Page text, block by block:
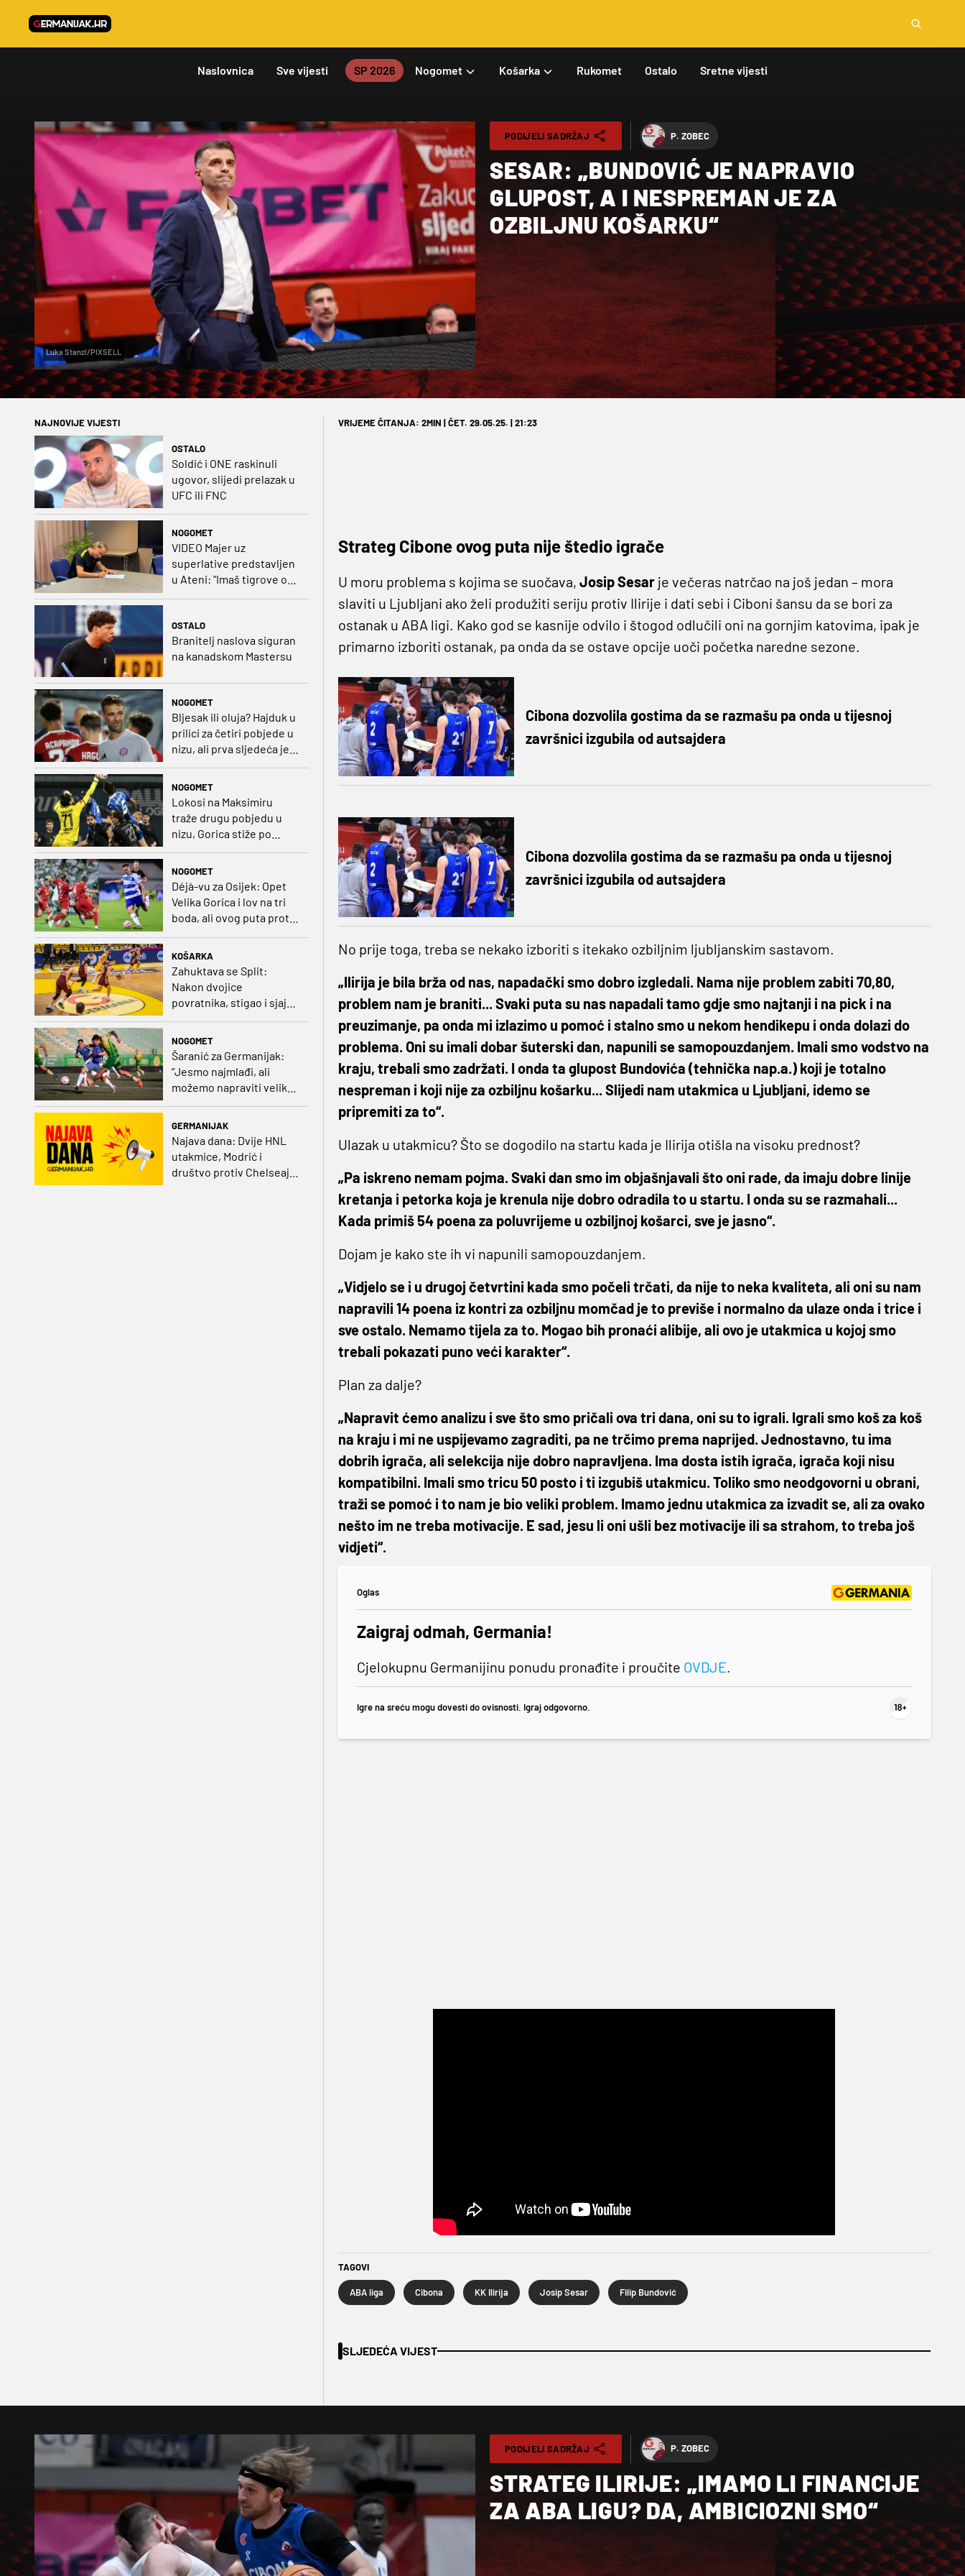
Naslovnica Sve vijesti SP 2026 Nogomet Košarka Rukomet Ostalo Sretne vijesti
Luka Stanzl/PIXSELL
PODIJELI SADRŽAJ P. ZOBEC
SESAR: „BUNDOVIĆ JE NAPRAVIO
GLUPOST, A I NESPREMAN JE ZA
OZBILJNU KOŠARKU“
NAJNOVIJE VIJESTI
OSTALO
Soldić i ONE raskinuli
ugovor, slijedi prelazak u
UFC ili FNC
NOGOMET
VIDEO Majer uz
superlative predstavljen
u Ateni: "Imaš tigrove oči,
OSTALO
Branitelj naslova siguran
na kanadskom Mastersu
NOGOMET
Bljesak ili oluja? Hajduk u
prilici za četiri pobjede u
nizu, ali prva sljedeća je
najvažnija
NOGOMET
Lokosi na Maksimiru
traže drugu pobjedu u
nizu, Gorica stiže po
NOGOMET
Déjà-vu za Osijek: Opet
Velika Gorica i lov na tri
boda, ali ovog puta protiv
KOŠARKA
Zahuktava se Split:
Nakon dvojice
povratnika, stigao i sjajni
šuter
NOGOMET
Šaranić za Germanijak:
“Jesmo najmlađi, ali
možemo napraviti velike
sam danas“
GERMANIJAK
Najava dana: Dvije HNL
utakmice, Modrić i
društvo protiv Chelseaja,
VRIJEME ČITANJA: 2MIN | ČET. 29.05.25. | 21:23
Strateg Cibone ovog puta nije štedio igrače
U moru problema s kojima se suočava, Josip Sesar je večeras natrčao na još jedan – mora
slaviti u Ljubljani ako želi produžiti seriju protiv Ilirije i dati sebi i Ciboni šansu da se bori za
ostanak u ABA ligi. Kako god se kasnije odvilo i štogod odlučili oni na gornjim katovima, ipak je
primarno izboriti ostanak, pa onda da se ostave opcije uoči početka naredne sezone.
Cibona dozvolila gostima da se razmašu pa onda u tijesnoj
završnici izgubila od autsajdera
Cibona dozvolila gostima da se razmašu pa onda u tijesnoj
završnici izgubila od autsajdera
No prije toga, treba se nekako izboriti s itekako ozbiljnim ljubljanskim sastavom.
„Ilirija je bila brža od nas, napadački smo dobro izgledali. Nama nije problem zabiti 70,80,
problem nam je braniti... Svaki puta su nas napadali tamo gdje smo najtanji i na pick i na
preuzimanje, pa onda mi izlazimo u pomoć i stalno smo u nekom hendikepu i onda dolazi do
problema. Oni su imali dobar šuterski dan, napunili se samopouzdanjem. Imali smo vodstvo na
kraju, trebali smo zadržati. I onda ta glupost Bundovića (tehnička nap.a.) koji je totalno
nespreman i koji nije za ozbiljnu košarku... Slijedi nam utakmica u Ljubljani, idemo se
pripremiti za to“.
Ulazak u utakmicu? Što se dogodilo na startu kada je Ilirija otišla na visoku prednost?
„Pa iskreno nemam pojma. Svaki dan smo im objašnjavali što oni rade, da imaju dobre linije
kretanja i petorka koja je krenula nije dobro odradila to u startu. I onda su se razmahali...
Kada primiš 54 poena za poluvrijeme u ozbiljnoj košarci, sve je jasno“.
Dojam je kako ste ih vi napunili samopouzdanjem.
„Vidjelo se i u drugoj četvrtini kada smo počeli trčati, da nije to neka kvaliteta, ali oni su nam
napravili 14 poena iz kontri za ozbiljnu momčad je to previše i normalno da ulaze onda i trice i
sve ostalo. Nemamo tijela za to. Mogao bih pronaći alibije, ali ovo je utakmica u kojoj smo
trebali pokazati puno veći karakter“.
Plan za dalje?
„Napravit ćemo analizu i sve što smo pričali ova tri dana, oni su to igrali. Igrali smo koš za koš
na kraju i mi ne uspijevamo zagraditi, pa ne trčimo prema naprijed. Jednostavno, tu ima
dobrih igrača, ali selekcija nije dobro napravljena. Ima dosta istih igrača, igrača koji nisu
kompatibilni. Imali smo tricu 50 posto i ti izgubiš utakmicu. Toliko smo neodgovorni u obrani,
traži se pomoć i to nam je bio veliki problem. Imamo jednu utakmica za izvadit se, ali za ovako
nešto im ne treba motivacije. E sad, jesu li oni ušli bez motivacije ili sa strahom, to treba još
vidjeti“.
Oglas
Zaigraj odmah, Germania!
Cjelokupnu Germanijinu ponudu pronađite i proučite OVDJE
Igre na sreću mogu dovesti do ovisnosti. Igraj odgovorno.
TAGOVI
ABA liga Cibona KK Ilirija Josip Sesar Filip Bundović
SLJEDEĆA VIJEST
PODIJELI SADRŽAJ P. ZOBEC
STRATEG ILIRIJE: „IMAMO LI FINANCIJE
ZA ABA LIGU? DA, AMBICIOZNI SMO“